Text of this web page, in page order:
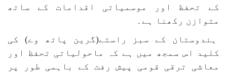
کے تحفظ اور موسمیاتی اقدامات کے ساتھ
متوازن رکھنا ہے۔
ہندوستان کے سبز راستے(گرین پاتھ وے) کی
کلید اس سمجھ میں ہے کہ ماحولیاتی تحفظ اور
معاشی ترقی قومی پیش رفت کے باہمی طور پر